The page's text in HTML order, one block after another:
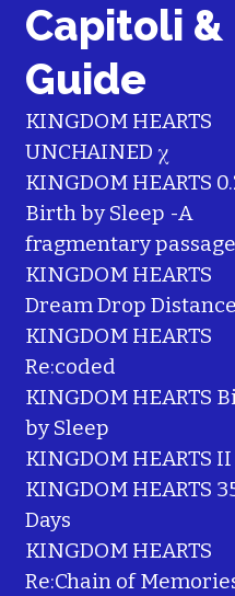
Capitoli &
Guide
KINGDOM HEARTS
UNCHAINED χ
KINGDOM HEARTS
Birth by Sleep -A
fragmentary
KINGDOM HEARTS
Dream Drop
KINGDOM HEARTS
Re:coded
KINGDOM HEARTS
by Sleep
KINGDOM HEARTS II
KINGDOM HEARTS
Days
KINGDOM HEARTS
Re:Chain of